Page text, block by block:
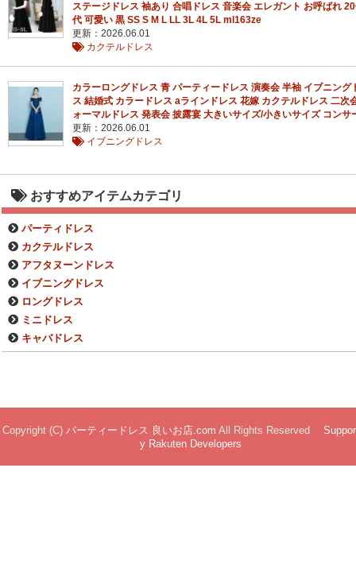
ステージドレス 袖あり 合唱ドレス 音楽会 エレガント お呼ばれ
代 可愛い 黒 SS S M L LL 3L 4L 5L ml163ze
更新：2026.06.01
カクテルドレス
カラーロングドレス 青 パーティードレス 演奏会 半袖 イブニング
ス 結婚式 カラードレス aラインドレス 花嫁 カクテルドレス 二次
ォーマルドレス 発表会 披露宴 大きいサイズ/小きいサイズ コンサ
更新：2026.06.01
イブニングドレス
おすすめアイテムカテゴリ
パーティドレス
カクテルドレス
アフタヌーンドレス
イブニングドレス
ロングドレス
ミニドレス
キャバドレス
Copyright (C) パーティードレス 良いお店.com All Rights Reserved
y Rakuten Developers